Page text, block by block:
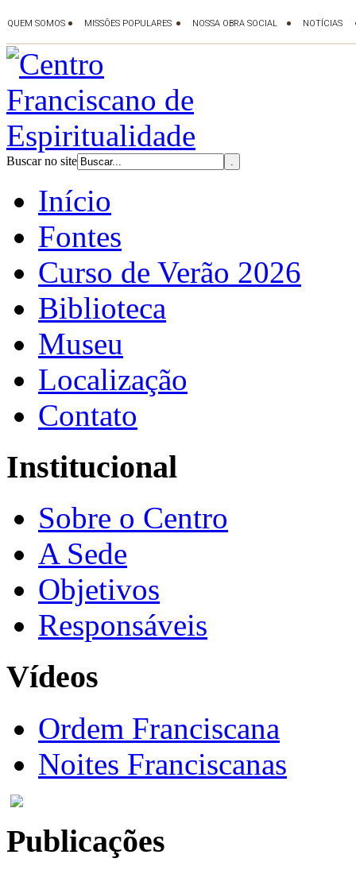
Buscar no site
Início
Fontes
Curso de Verão 2026
Biblioteca
Museu
Localização
Contato
Institucional
Sobre o Centro
A Sede
Objetivos
Responsáveis
Vídeos
Ordem Franciscana
Noites Franciscanas
Publicações